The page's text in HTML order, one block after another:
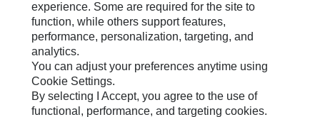
Plan Du Site
Cookie Settings
Légales
Confidentialité
experience. Some are required for the site to
function, while others support features,
performance, personalization, targeting, and
analytics.
You can adjust your preferences anytime using
Cookie Settings.
By selecting I Accept, you agree to the use of
functional, performance, and targeting cookies.